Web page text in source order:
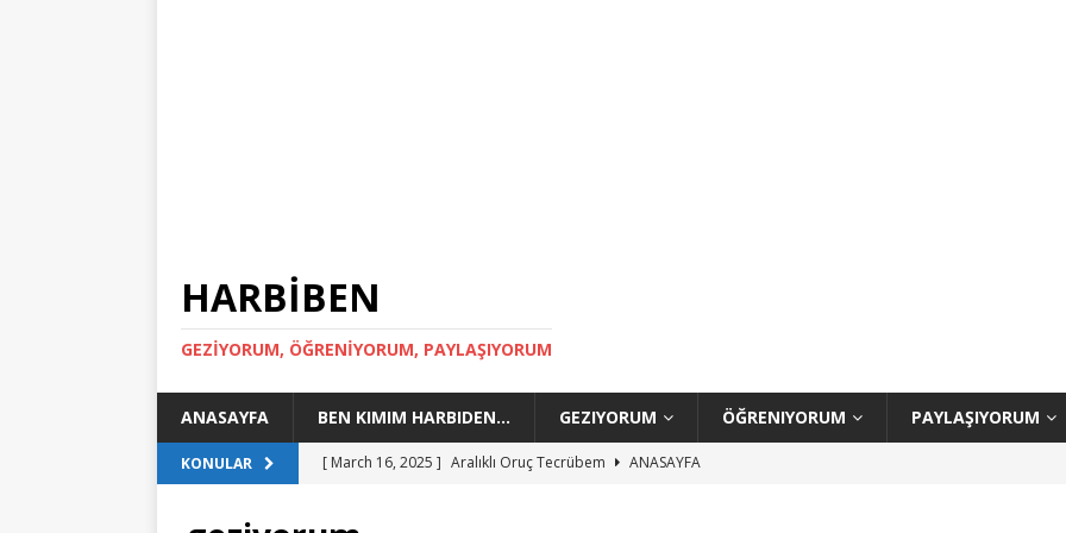
HARBİBEN
GEZİYORUM, ÖĞRENİYORUM, PAYLAŞIYORUM
ANASAYFA BEN KIMIM HARBIDEN… GEZIYORUM ÖĞRENIYORUM PAYLAŞIYORUM
KONULAR [ March 16, 2025 ] Aralıklı Oruç Tecrübem
ANASAYFA